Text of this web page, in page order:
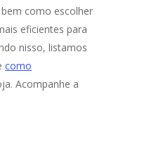
como escolher
eficientes para
nisso, listamos
como
Acompanhe a